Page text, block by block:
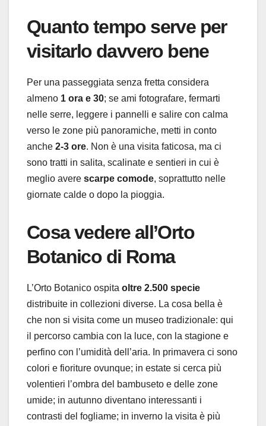
Quanto tempo serve per
visitarlo davvero bene
Per una passeggiata senza fretta considera
almeno 1 ora e 30; se ami fotografare, fermarti
nelle serre, leggere i pannelli e salire con calma
verso le zone più panoramiche, metti in conto
anche 2-3 ore. Non è una visita faticosa, ma ci
sono tratti in salita, scalinate e sentieri in cui è
meglio avere scarpe comode, soprattutto nelle
giornate calde o dopo la pioggia.
Cosa vedere all’Orto
Botanico di Roma
L’Orto Botanico ospita oltre 2.500 specie
distribuite in collezioni diverse. La cosa bella è
che non si visita come un museo tradizionale: qui
il percorso cambia con la luce, con la stagione e
perfino con l’umidità dell’aria. In primavera ci sono
colori e fioriture ovunque; in estate si cerca più
volentieri l’ombra del bambuseto e delle zone
umide; in autunno diventano interessanti i
contrasti del fogliame; in inverno la visita è più